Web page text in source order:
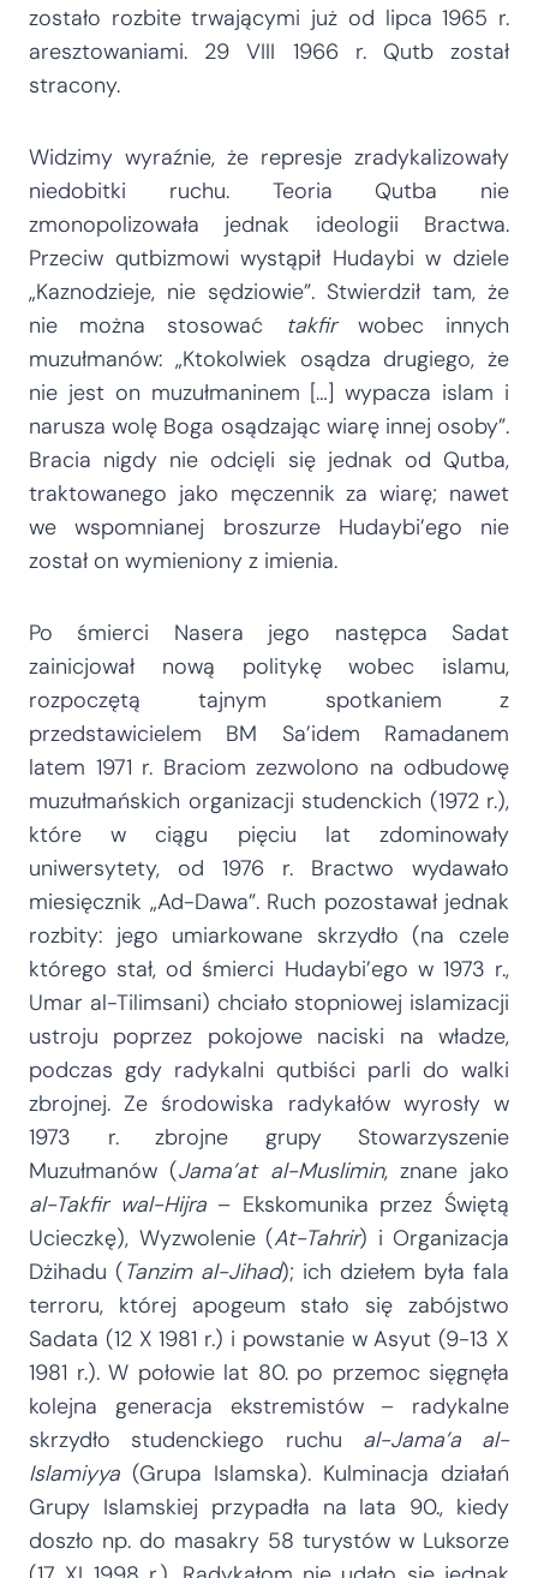
zostało rozbite trwającymi już od lipca 1965 r.
aresztowaniami. 29 VIII 1966 r. Qutb został
stracony.
Widzimy wyraźnie, że represje zradykalizowały
niedobitki ruchu. Teoria Qutba nie
zmonopolizowała jednak ideologii Bractwa.
Przeciw qutbizmowi wystąpił Hudaybi w dziele
„Kaznodzieje, nie sędziowie”. Stwierdził tam, że
nie można stosować takfirwobec innych
muzułmanów: „Ktokolwiek osądza drugiego, że
nie jest on muzułmaninem […] wypacza islam i
narusza wolę Boga osądzając wiarę innej osoby”.
Bracia nigdy nie odcięli się jednak od Qutba,
traktowanego jako męczennik za wiarę; nawet
we wspomnianej broszurze Hudaybi’ego nie
został on wymieniony z imienia.
Po śmierci Nasera jego następca Sadat
zainicjował nową politykę wobec islamu,
rozpoczętą tajnym spotkaniem z
przedstawicielem BM Sa’idem Ramadanem
latem 1971 r. Braciom zezwolono na odbudowę
muzułmańskich organizacji studenckich (1972 r.),
które w ciągu pięciu lat zdominowały
uniwersytety, od 1976 r. Bractwo wydawało
miesięcznik „Ad-Dawa”. Ruch pozostawał jednak
rozbity: jego umiarkowane skrzydło (na czele
którego stał, od śmierci Hudaybi’ego w 1973 r.,
Umar al-Tilimsani) chciało stopniowej islamizacji
ustroju poprzez pokojowe naciski na władze,
podczas gdy radykalni qutbiści parli do walki
zbrojnej. Ze środowiska radykałów wyrosły w
1973 r. zbrojne grupy Stowarzyszenie
Muzułmanów (Jama’at al-Muslimin, znane jako
al-Takfir wal-Hijra– Ekskomunika przez Świętą
Ucieczkę), Wyzwolenie (At-Tahrir) i Organizacja
Dżihadu (Tanzim al-Jihad); ich dziełem była fala
terroru, której apogeum stało się zabójstwo
Sadata (12 X 1981 r.) i powstanie w Asyut (9-13 X
1981 r.). W połowie lat 80. po przemoc sięgnęła
kolejna generacja ekstremistów – radykalne
skrzydło studenckiego ruchu al-Jama’a al-
Islamiyya (Grupa Islamska). Kulminacja działań
Grupy Islamskiej przypadła na lata 90., kiedy
doszło np. do masakry 58 turystów w Luksorze